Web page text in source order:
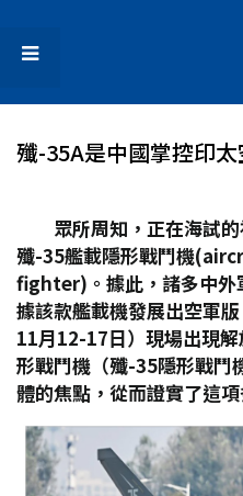
殲-35A是中國掌控印
眾所周知，正在海試
殲-35艦載隱形戰鬥機
fighter) 。據此，諸多中
據該款艦載機發展出空軍
11月12-17日）現場出現
形戰鬥機（殲-35隱形戰鬥
體的焦點，從而證實了這